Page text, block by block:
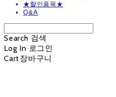
★할인품목★
Q&A
Search 검색
Log In 로그인
Cart장바구니